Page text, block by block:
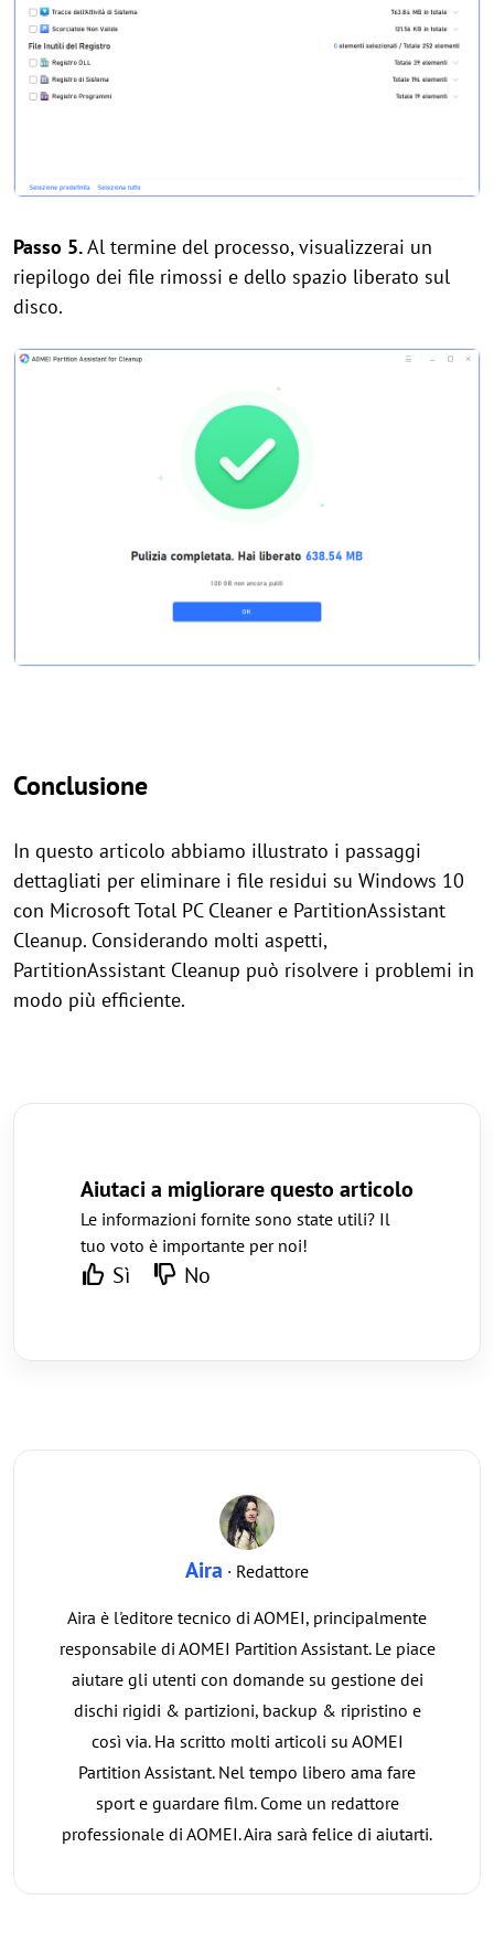
Passo 5.Al termine del processo, visualizzerai un
riepilogo dei file rimossi e dello spazio liberato sul
disco.
Conclusione
In questo articolo abbiamo illustrato i passaggi
dettagliati per eliminare i file residui su Windows 10
con Microsoft Total PC Cleaner e PartitionAssistant
Cleanup. Considerando molti aspetti,
PartitionAssistant Cleanup può risolvere i problemi in
modo più efficiente.
Aiutaci a migliorare questo articolo
Le informazioni fornite sono state utili? Il
tuo voto è importante per noi!
Sì No
Aira · Redattore
Aira è l'editore tecnico di AOMEI, principalmente
responsabile di AOMEI Partition Assistant. Le piace
aiutare gli utenti con domande su gestione dei
dischi rigidi & partizioni, backup & ripristino e
così via. Ha scritto molti articoli su AOMEI
Partition Assistant. Nel tempo libero ama fare
sport e guardare film. Come un redattore
professionale di AOMEI. Aira sarà felice di aiutarti.